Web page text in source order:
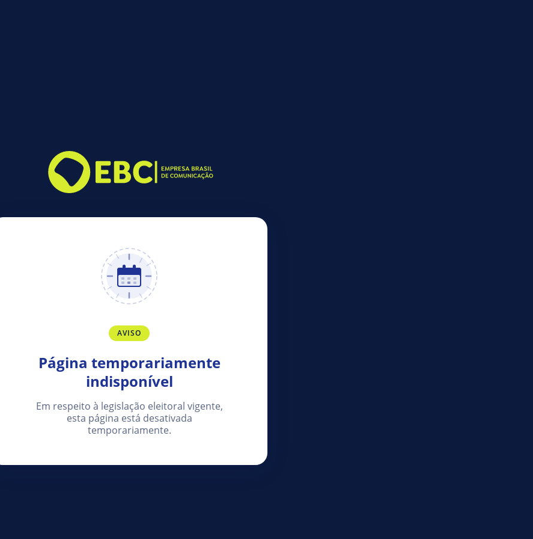
AVISO
Página temporariamente
indisponível
Em respeito à legislação eleitoral vigente,
esta página está desativada
temporariamente.